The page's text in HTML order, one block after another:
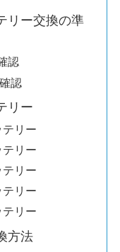
リー交換の準
認
認
リー
リー
リー
リー
リー
リー
方法